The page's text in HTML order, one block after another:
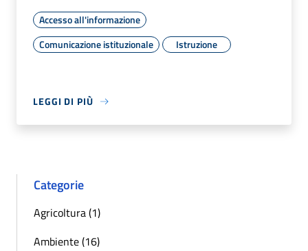
Accesso all'informazione
Comunicazione istituzionale
Istruzione
LEGGI DI PIÙ
Categorie
Agricoltura (1)
Ambiente (16)